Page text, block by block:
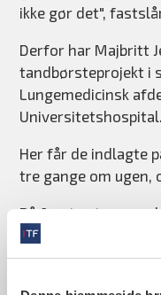
ikke gør det",
Derfor har Majbritt
tandbørsteprojekt i
Lungemedicinsk
Universitetshospital.
Her får de indlagte
tre gange om ugen,
På første stuegang
konstatere, hvor
havde ikke fået